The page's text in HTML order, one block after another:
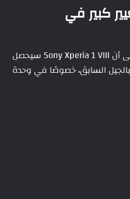
كبير في
تشير التسريبات والصور المسربة إلى أن Sony Xperia 1 VIII سيحصل
السابق، خصوصًا في وحدة